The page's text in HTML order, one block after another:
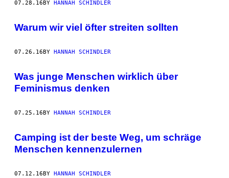
07.28.16BY HANNAH SCHINDLER
Warum wir viel öfter streiten sollten
07.26.16BY HANNAH SCHINDLER
Was junge Menschen wirklich über
Feminismus denken
07.25.16BY HANNAH SCHINDLER
Camping ist der beste Weg, um schräge
Menschen kennenzulernen
07.12.16BY HANNAH SCHINDLER